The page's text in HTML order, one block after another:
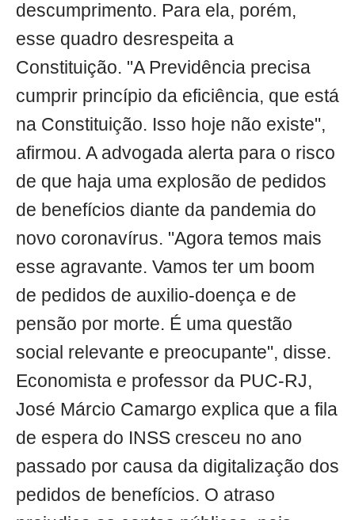
descumprimento. Para ela, porém,
esse quadro desrespeita a
Constituição. "A Previdência precisa
cumprir princípio da eficiência, que está
na Constituição. Isso hoje não existe",
afirmou. A advogada alerta para o risco
de que haja uma explosão de pedidos
de benefícios diante da pandemia do
novo coronavírus. "Agora temos mais
esse agravante. Vamos ter um boom
de pedidos de auxilio-doença e de
pensão por morte. É uma questão
social relevante e preocupante", disse.
Economista e professor da PUC-RJ,
José Márcio Camargo explica que a fila
de espera do INSS cresceu no ano
passado por causa da digitalização dos
pedidos de benefícios. O atraso